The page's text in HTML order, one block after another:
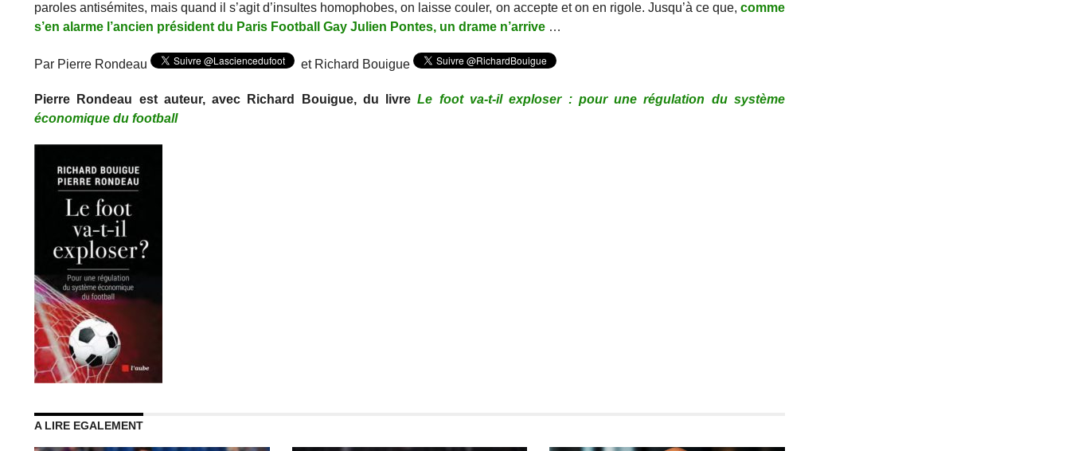
paroles antisémites, mais quand il s’agit d’insultes homophobes, on laisse couler, on accepte et on en rigole. Jusqu’à ce que, comme
s’en alarme l’ancien président du Paris Football Gay Julien Pontes, un drame n’arrive…
Par Pierre Rondeau et Richard Bouigue
Pierre Rondeau est auteur, avec Richard Bouigue, du livreLe foot va-t-il exploser : pour une régulation du système
économique du football
A LIRE EGALEMENT